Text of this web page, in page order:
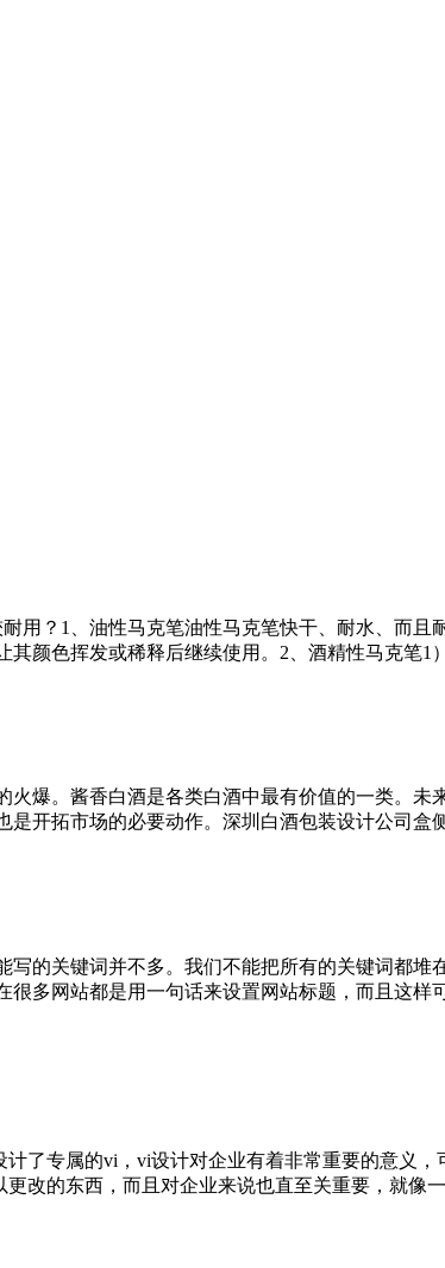
用？1、油性马克笔油性马克笔快干、耐水、而
颜色挥发或稀释后继续使用。2、酒精性马克笔1
爆。酱香白酒是各类白酒中最有价值的一类。未
开拓市场的必要动作。深圳白酒包装设计公司盒
的关键词并不多。我们不能把所有的关键词都堆
多网站都是用一句话来设置网站标题，而且这
了专属的vi，vi设计对企业有着非常重要的意义
西，而且对企业来说也直至关重要，就像一